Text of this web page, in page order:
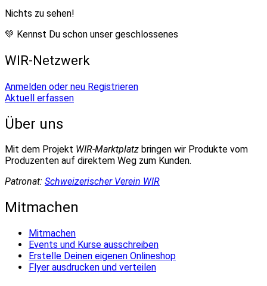
Nichts zu sehen!
💚 Kennst Du schon unser geschlossenes
WIR-Netzwerk
Anmelden oder neu Registrieren
Aktuell erfassen
Über uns
Mit dem Projekt WIR-Marktplatz bringen wir Produkte vom
Produzenten auf direktem Weg zum Kunden.
Patronat: Schweizerischer Verein WIR
Mitmachen
Mitmachen
Events und Kurse ausschreiben
Erstelle Deinen eigenen Onlineshop
Flyer ausdrucken und verteilen